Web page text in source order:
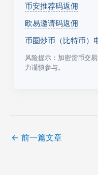
币安推荐码返佣
欧易邀请码返佣
币圈炒币（比特币）
风险提示：加密货币交
力谨慎参与。
← 前一篇文章